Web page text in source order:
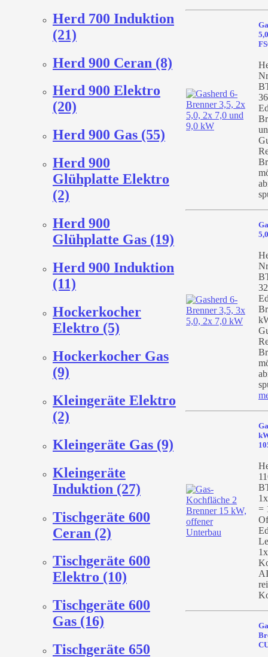
Herd 700 Induktion
(21)
Herd 900 Ceran (8)
Herd 900 Elektro
(20)
Herd 900 Gas (55)
Herd 900
Glühplatte Elektro
(2)
Herd 900
Glühplatte Gas (19)
Herd 900 Induktion
(11)
Hockerkocher
Elektro (5)
Hockerkocher Gas
(9)
Kleingeräte Elektro
(2)
Kleingeräte Gas (9)
Kleingeräte
Induktion (27)
Tischgeräte 600
Ceran (2)
Tischgeräte 600
Elektro (10)
Tischgeräte 600
Gas (16)
Tischgeräte 650
=